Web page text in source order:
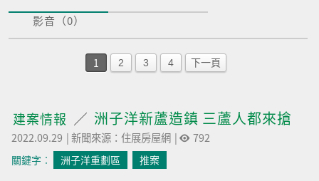
影音（0）
1 2 3 4 下一頁
建案情報 洲子洋新蘆造鎮 三蘆人都來搶
2022.09.29 |新聞來源：住展房屋網 | 792
關鍵字︰ 洲子洋重劃區 推案